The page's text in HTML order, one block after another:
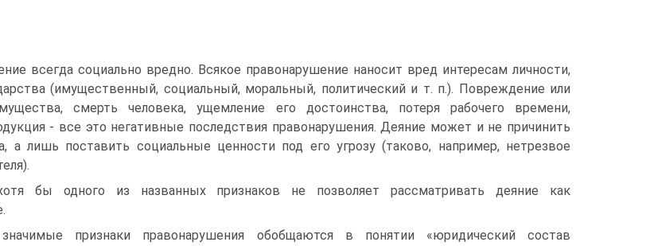
всегда социально вредно. Всякое правонарушение наносит вред интересам личности,
(имущественный, социальный, моральный, политический и т. п.). Повреждение или
смерть человека, ущемление его достоинства, потеря рабочего времени,
- все это негативные последствия правонарушения. Деяние может и не причинить
а лишь поставить социальные ценности под его угрозу (таково, например, нетрезвое
бы одного из названных признаков не позволяет рассматривать деяние как
признаки правонарушения обобщаются в понятии «юридический состав